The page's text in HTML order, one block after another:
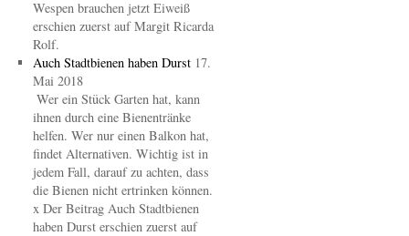
Wespen brauchen jetzt Eiweiß
erschien zuerst auf Margit Ricarda
Rolf.
Auch Stadtbienen haben Durst 17.
Mai 2018
Wer ein Stück Garten hat, kann
ihnen durch eine Bienentränke
helfen. Wer nur einen Balkon hat,
findet Alternativen. Wichtig ist in
jedem Fall, darauf zu achten, dass
die Bienen nicht ertrinken können.
x Der Beitrag Auch Stadtbienen
haben Durst erschien zuerst auf